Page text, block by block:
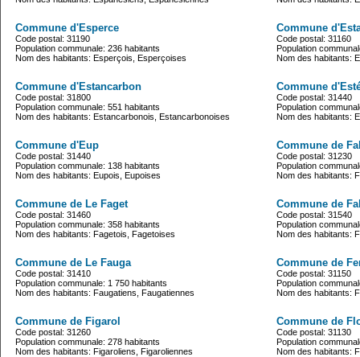
Commune d'Esperce
Code postal: 31190
Population communale: 236 habitants
Nom des habitants: Esperçois, Esperçoises
Commune
Code postal: 31160
Population
Nom des habitants:
Commune d'Estancarbon
Code postal: 31800
Population communale: 551 habitants
Nom des habitants: Estancarbonois, Estancarbonoises
Commune
Code postal: 31440
Population
Nom des habitants:
Commune d'Eup
Code postal: 31440
Population communale: 138 habitants
Nom des habitants: Eupois, Eupoises
Commune de
Code postal: 31230
Population
Nom des habitants:
Commune de Le Faget
Code postal: 31460
Population communale: 358 habitants
Nom des habitants: Fagetois, Fagetoises
Commune de
Code postal: 31540
Population
Nom des habitants:
Commune de Le Fauga
Code postal: 31410
Population communale: 1 750 habitants
Nom des habitants: Faugatiens, Faugatiennes
Commune de
Code postal: 31150
Population
Nom des habitants:
Commune de Figarol
Code postal: 31260
Population communale: 278 habitants
Nom des habitants: Figaroliens, Figaroliennes
Commune de
Code postal: 31130
Population
Nom des habitants: